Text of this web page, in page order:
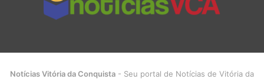
Notícias Vitória da Conquista - Seu portal de Notícias de Vitória da